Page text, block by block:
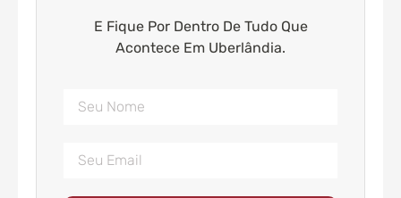
E Fique Por Dentro De Tudo Que
Acontece Em Uberlândia.